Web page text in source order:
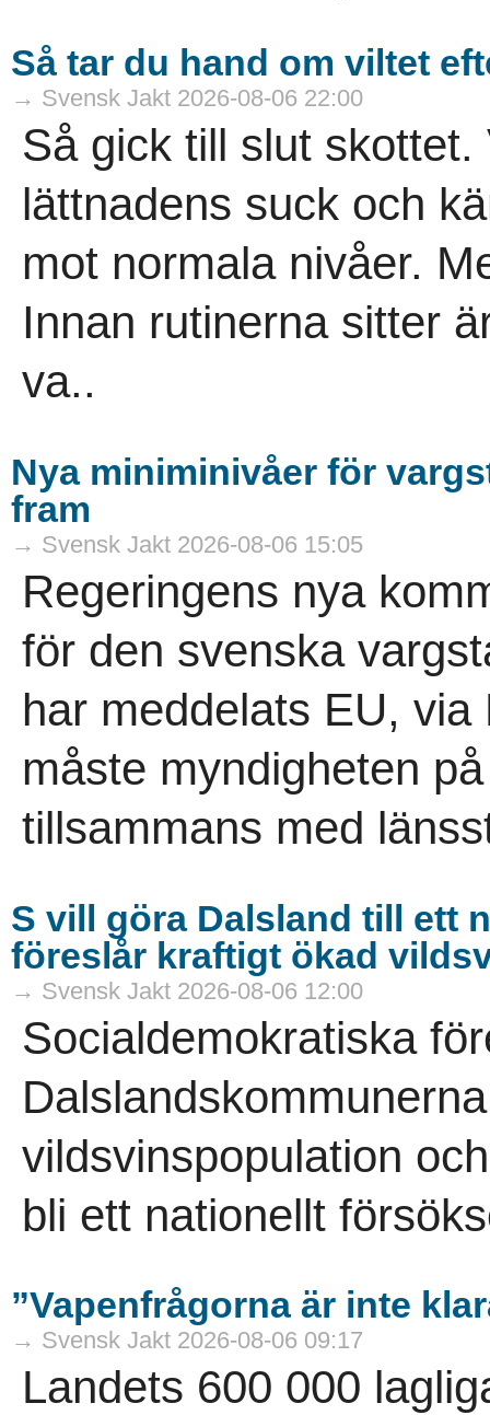
Så tar du hand om viltet
→ Svensk Jakt 2026-08-06 22:00
Så gick till slut
lättnadens suck och
mot normala nivåer.
Innan rutinerna sitter
va..
Nya miniminivåer för
fram
→ Svensk Jakt 2026-08-06 15:05
Regeringens nya
för den svenska
har meddelats EU,
måste myndigheten
tillsammans med
S vill göra Dalsland till ett
föreslår kraftigt ökad
→ Svensk Jakt 2026-08-06 12:00
Socialdemokratiska
vildsvinspopulation
bli ett nationellt
”Vapenfrågorna är inte
→ Svensk Jakt 2026-08-06 09:17
Landets 600 000